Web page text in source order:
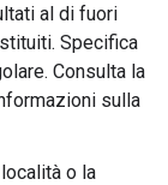
al di fuori
Specifica
Consulta la
sulla
o la